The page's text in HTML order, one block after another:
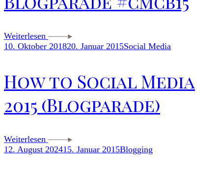
Weiterlesen
10. Oktober 201820. Januar 2015Social Media
How to Social Media
2015 (Blogparade)
Weiterlesen
12. August 202415. Januar 2015Blogging